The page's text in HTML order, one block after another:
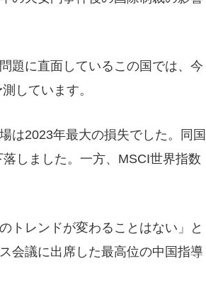
題に直面しているこの国では、今
しています。
は2023年最大の損失でした。同国
しました。一方、MSCI世界指数
トレンドが変わることはない」と
会議に出席した最高位の中国指導